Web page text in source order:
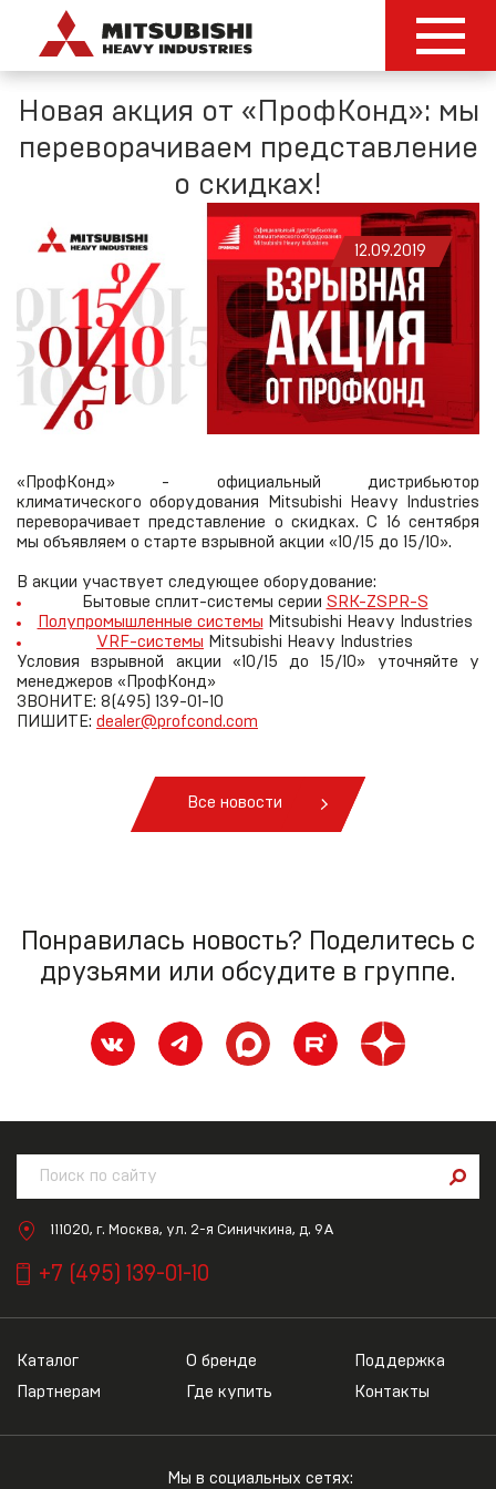
Новая акция от «ПрофКонд»: мы
переворачиваем представление
о скидках!
12.09.2019
«ПрофКонд» - официальный дистрибьютор
климатического оборудования Mitsubishi Heavy Industries
переворачивает представление о скидках. С 16 сентября
мы объявляем о старте взрывной акции «10/15 до 15/10».
В акции участвует следующее оборудование:
Бытовые сплит-системы серии SRK-ZSPR-S
Полупромышленные системы Mitsubishi Heavy Industries
VRF-системы Mitsubishi Heavy Industries
Условия взрывной акции «10/15 до 15/10» уточняйте у
менеджеров «ПрофКонд»
ЗВОНИТЕ: 8(495) 139-01-10
ПИШИТЕ: dealer@profcond.com
Все новости
Понравилась новость? Поделитесь с
друзьями или обсудите в группе.
111020, г. Москва, ул. 2-я Синичкина, д. 9А
+7 (495) 139-01-10
Каталог О бренде
Поддержка
Партнерам
Где купить Контакты
Мы в социальных сетях: